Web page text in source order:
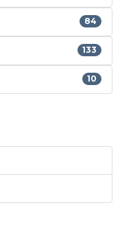
84
133
10